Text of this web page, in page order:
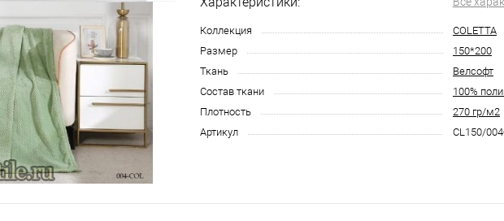
Коллекция
COLETTA
Размер
150*200
Ткань
Велсофт
Состав ткани
100%
Плотность
270 гр/м2
Артикул
CL150/